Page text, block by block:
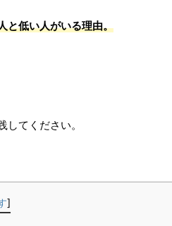
と低い人がいる理由。
てください。
]